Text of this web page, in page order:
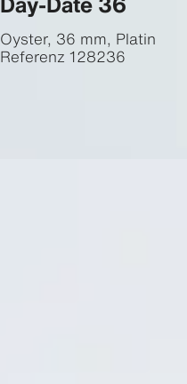
Oyster, 36 mm, Platin
Referenz 128236